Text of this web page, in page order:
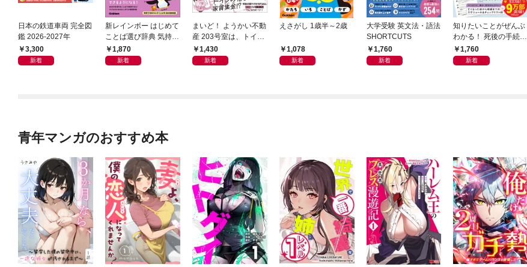
日本の鉄道車両 完全図
鑑 2026-2027年
3,300
新着
新レインボー はじめて
ことば選び辞典 気持ち
のことば
1,870
新着
まいど！ ようかい不動
産 203号室は、トイレ
の花子さんの部屋？
1,430
新着
えさがし 1歳半～2歳
1,078
新着
大学受験 英文法・語法
SHORTCUTS
1,760
新着
知りたいことがぜんぶ
わかる！ 死後の手続き
の超基本
1,760
新着
青年マンガのおすすめ本